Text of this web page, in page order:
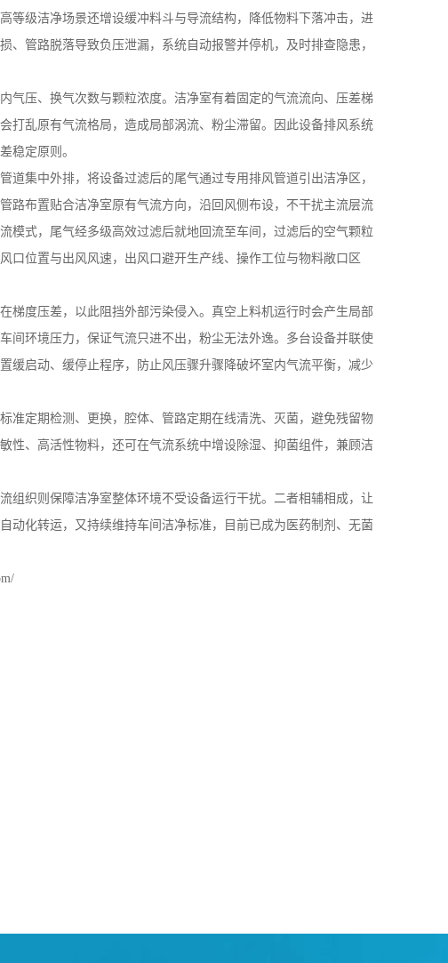
等级洁净场景还增设缓冲料斗与导流结构，降低物料下落冲击，进
管路脱落导致负压泄漏，系统自动报警并停机，及时排查隐患，
气压、换气次数与颗粒浓度。洁净室有着固定的气流流向、压差梯
打乱原有气流格局，造成局部涡流、粉尘滞留。因此设备排风系统
稳定原则。
集中外排，将设备过滤后的尾气通过专用排风管道引出洁净区，
路布置贴合洁净室原有气流方向，沿回风侧布设，不干扰主流层流
模式，尾气经多级高效过滤后就地回流至车间，过滤后的空气颗粒
口位置与出风风速，出风口避开生产线、操作工位与物料敞口区
梯度压差，以此阻挡外部污染侵入。真空上料机运行时会产生局部
间环境压力，保证气流只进不出，粉尘无法外逸。多台设备并联使
缓启动、缓停止程序，防止风压骤升骤降破坏室内气流平衡，减少
准定期检测、更换，腔体、管路定期在线清洗、灭菌，避免残留物
性、高活性物料，还可在气流系统中增设除湿、抑菌组件，兼顾洁
组织则保障洁净室整体环境不受设备运行干扰。二者相辅相成，让
动化转运，又持续维持车间洁净标准，目前已成为医药制剂、无菌